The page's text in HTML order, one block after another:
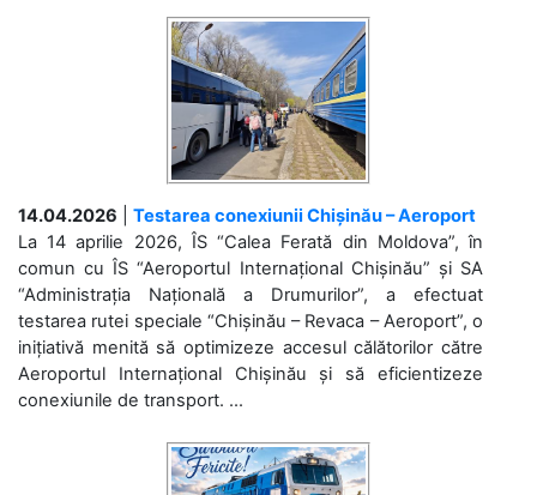
14.04.2026
Testarea conexiunii Chișinău – Aeroport
La 14 aprilie 2026, ÎS “Calea Ferată din Moldova”, în
comun cu ÎS “Aeroportul Internațional Chișinău” și SA
“Administrația Națională a Drumurilor”, a efectuat
testarea rutei speciale “Chișinău – Revaca – Aeroport”, o
inițiativă menită să optimizeze accesul călătorilor către
Aeroportul Internațional Chișinău și să eficientizeze
conexiunile de transport. ...